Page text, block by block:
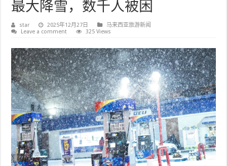
最大降雪，数千人被困
star 2025年12月27日
马来西亚旅游新闻
Leave a comment
325 Views